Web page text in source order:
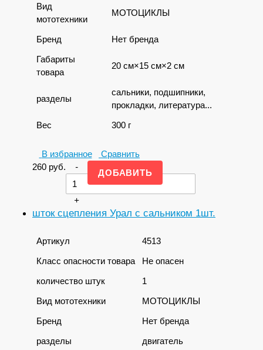
Вид
мототехники
МОТОЦИКЛЫ
Бренд
Нет бренда
Габариты
товара
20 см×15 см×2 см
разделы
сальники, подшипники,
прокладки, литература...
Вес
300 г
В избранное
Сравнить
260 руб. -
+
шток сцепления Урал с сальником 1шт.
Артикул
4513
Класс опасности товара
Не опасен
количество штук
1
Вид мототехники
МОТОЦИКЛЫ
Бренд
Нет бренда
разделы
двигатель